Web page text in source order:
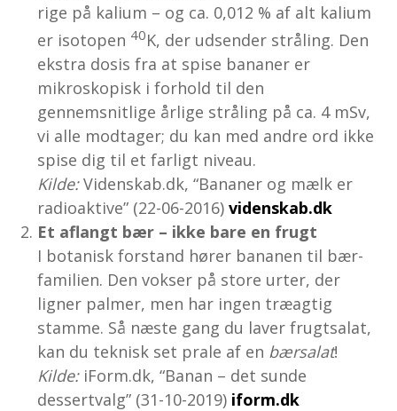
rige på kalium – og ca. 0,012 % af alt kalium
er isotopen 40K, der udsender stråling. Den
ekstra dosis fra at spise bananer er
mikroskopisk i forhold til den
gennemsnitlige årlige stråling på ca. 4 mSv,
vi alle modtager; du kan med andre ord ikke
spise dig til et farligt niveau.
Kilde:Videnskab.dk, “Bananer og mælk er
radioaktive” (22-06-2016)videnskab.dk
Et aflangt bær – ikke bare en frugt
I botanisk forstand hører bananen til bær-
familien. Den vokser på store urter, der
ligner palmer, men har ingen træagtig
stamme. Så næste gang du laver frugtsalat,
kan du teknisk set prale af en bærsalat!
Kilde:iForm.dk, “Banan – det sunde
dessertvalg” (31-10-2019) iform.dk